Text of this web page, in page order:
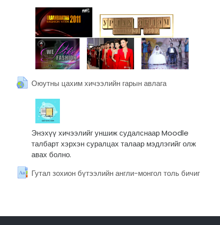
Оюутны цахим хичээлийн гарын авлага
URL
Энэхүү хичээлийг уншиж судалснаар Moodle
талбарт хэрхэн суралцах талаар мэдлэгийг олж
авах болно.
Гутал зохион бүтээлийн англи-монгол толь бичиг
Glossary